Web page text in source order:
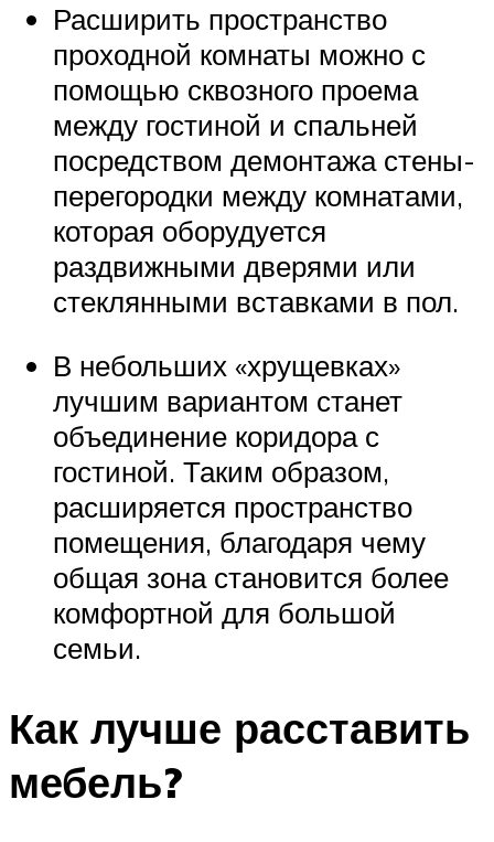
Расширить пространство
проходной комнаты можно с
помощью сквозного проема
между гостиной и спальней
посредством демонтажа стены-
перегородки между комнатами,
которая оборудуется
раздвижными дверями или
стеклянными вставками в пол.
В небольших «хрущевках»
лучшим вариантом станет
объединение коридора с
гостиной. Таким образом,
расширяется пространство
помещения, благодаря чему
общая зона становится более
комфортной для большой
семьи.
Как лучше расставить
мебель?